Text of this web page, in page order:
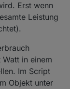
Erst wenn
Leistung
in einem
Im Script
Objekt unter